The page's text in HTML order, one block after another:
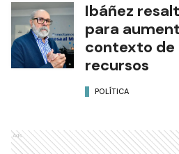
Ibáñez
para
contexto de
recursos
POLÍTICA
Ads